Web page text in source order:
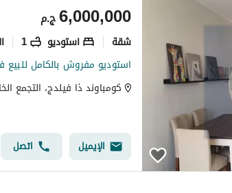
ج.م6,000,000
شقة استوديو 1
كومباوند ذا فيلدج، التجمع
الإيميل اتصل